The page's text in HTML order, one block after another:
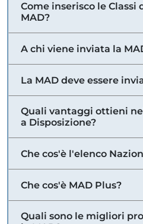
Come inserisco le Classi
MAD?
A chi viene inviata la
La MAD deve essere
Quali vantaggi ottieni
a Disposizione?
Che cos'è l'elenco
Che cos'è MAD Plus?
Quali sono le migliori